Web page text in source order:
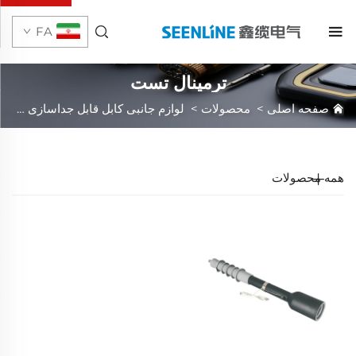
FA
ترمینال تست
صفحه اصلی > محصولات > لوازم جانبی کابل قابل جداسازی
همه محصولات